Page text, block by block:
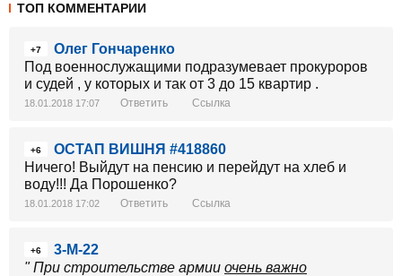
ТОП КОММЕНТАРИИ
+7
Олег Гончаренко
Под военнослужащими подразумевает прокуроров
и судей , у которых и так от 3 до 15 квартир .
18.01.2018 17:07 Ответить Ссылка
+6
ОСТАП ВИШНЯ #418860
Ничего! Выйдут на пенсию и перейдут на хлеб и
воду!!! Да Порошенко?
18.01.2018 17:02 Ответить Ссылка
+6
3-М-22
" При строительстве армии очень важно